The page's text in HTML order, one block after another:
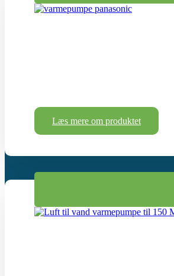
Læs mere om produktet